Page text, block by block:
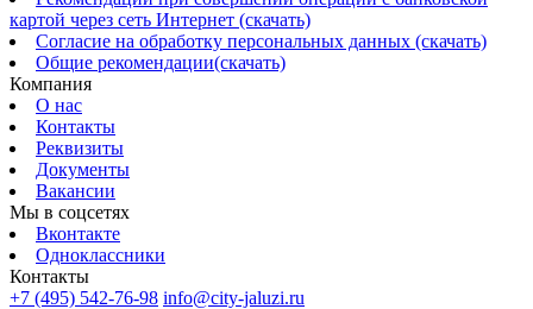
картой через сеть Интернет (скачать)
Согласие на обработку персональных данных (скачать)
Общие рекомендации(скачать)
Компания
О нас
Контакты
Реквизиты
Документы
Вакансии
Мы в соцсетях
Вконтакте
Одноклассники
Контакты
+7 (495) 542-76-98 info@city-jaluzi.ru